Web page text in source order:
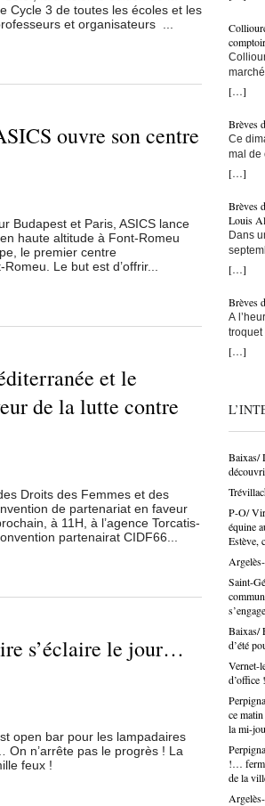
Cycle 3 de toutes les écoles et les
et organisateurs ...
ouvre son centre
Budapest et Paris, ASICS lance
haute altitude à Font-Romeu
le premier centre
Le but est d’offrir...
et le
de la lutte contre
Droits des Femmes et des
de partenariat en faveur
à 11H, à l’agence Torcatis-
partenairat CIDF66...
s’éclaire le jour…
open bar pour les lampadaires
n’arrête pas le progrès ! La
feux !
monte
bras
l’on
ce
CMA
«
un
en
assez
sur dix
club.
monde
les
pôle
qui
peut
n’est
de la
la
vie
vont
Ce
gens
:
– Ici,
bras…
crois
de-
bon !
tu le
peint
dans
Donc,
de le
Guy
Une
Saint-
a
avoir
Le
alors
! Mais
c’était
même
[…]
Brèves
Ce
mal de
donné
effet…
claque,
un club
parles
la
cours
une
un tel
feu !
[…]
Brèves
Louis
Dans
Faut
te jure,
ou
arts
durant
accent,
je
FN,
! ». «
déjà.
« Oh !
C’est
j’ai
le
n’y ai
de
tête
[…]
Brèves
A
troquet
pas
son
d’une
de l’A-
mais
tout…
très
pour
auprès
le
ce que
centre
terrain,
[…]
Baixas/
P-O/
équine
Estève,
Saint-
Baixas/
d’été
Vernet-
d’office !
ce
la mi-
!…
de la